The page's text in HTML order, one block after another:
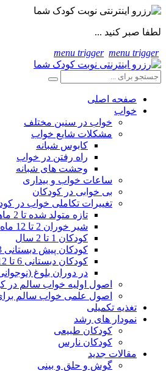
لطفا صبر کنید ...
menu trigger menu trigger
صفحه اصلی
خواب
خواب در سنین مختلف
مشکلات شایع خواب
کابوس شبانه
راه رفتن در خواب
وحشت های شبانه
ساعات خواب و بیداری
بی خوابی در کودکان
تغییرات تکاملی خواب در
تازه متولد شده تا 2 ماهگی
شیر خوران 2 تا 12 ماه
کودکان 1 تا 2 سال
کودکان پیش دبستانی 3 تا 5 سال
کودکان دبستانی 6 تا 12 سال
در دوران بلوغ (نوجوانی) 13 تا 18
اصول اولیه خواب سالم در
اصول علمی خواب سالم برای
تغذیه تکمیلی
نمودار های رشد
کودکان طبیعی
کودکان نارس
مقالات جدید
گوش و حلق و بینی